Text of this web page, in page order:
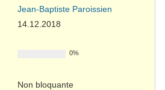
Jean-Baptiste Paroissien
14.12.2018
0%
Non bloquante